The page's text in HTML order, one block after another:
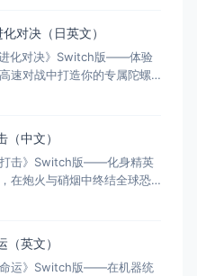
中文定名） 港台名称：雅達
年慶典（任天堂港服/
对决（日英文）
进化对决》Switch版——体验
速对战中打造你的专属陀螺
特色类型（动作竞技 × 陀螺
名称：戰鬥陀螺 X 進化之戰
/台服eShop
（中文）
打击》Switch版——化身精英
在炮火与硝烟中终结全球恐
：其他特色类型（第一人称
Rift: Feral Strike（任天堂港
（英文）
命运》Switch版——在机器统